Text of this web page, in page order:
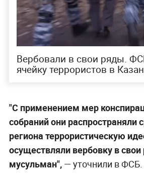
Вербовали в свои ряды.
ячейку террористов в
"С применением мер
собраний они распространяли
региона террористическую
осуществляли вербовку в
мусульман", — уточнили в ФСБ.